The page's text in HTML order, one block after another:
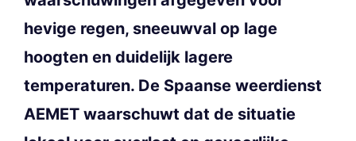
hevige regen, sneeuwval op lage
hoogten en duidelijk lagere
temperaturen. De Spaanse weerdienst
AEMET waarschuwt dat de situatie